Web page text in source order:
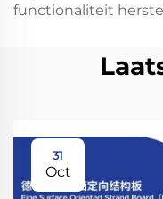
functionaliteit
31
Oct